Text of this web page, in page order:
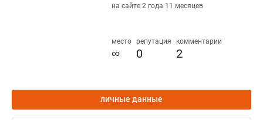
на сайте 2 года 11 месяцев
место
∞
репутация
0
комментарии
2
личные данные